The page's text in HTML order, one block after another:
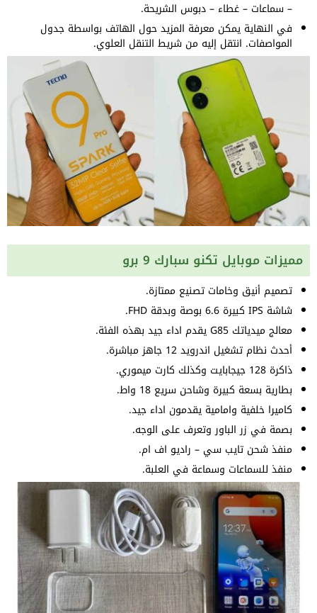
– سماعات – غطاء – دبوس الشريحة.
في النهاية يمكن معرفة المزيد حول الهاتف بواسطة جدول
المواصفات. انتقل إليه من شريط التنقل العلوي.
مميزات موبايل تكنو سبارك 9 برو
تصميم أنيق وخامات تصنيع ممتازة.
شاشة IPS كبيرة 6.6 بوصة وبدقة FHD.
معالج ميدياتك G85 يقدم اداء جيد بهذه الفئة.
أحدث نظام تشغيل اندرويد 12 جاهز مباشرة.
ذاكرة 128 جيجابايت وكذلك كارت ميموري.
بطارية بسعة كبيرة وشاحن سريع 18 واط.
كاميرا خلفية وامامية يقدمون اداء جيد.
بصمة في زر الباور وتعرف على الوجه.
منفذ شحن تايب سي – راديو اف ام.
منفذ للسماعات وسماعة في العلبة.